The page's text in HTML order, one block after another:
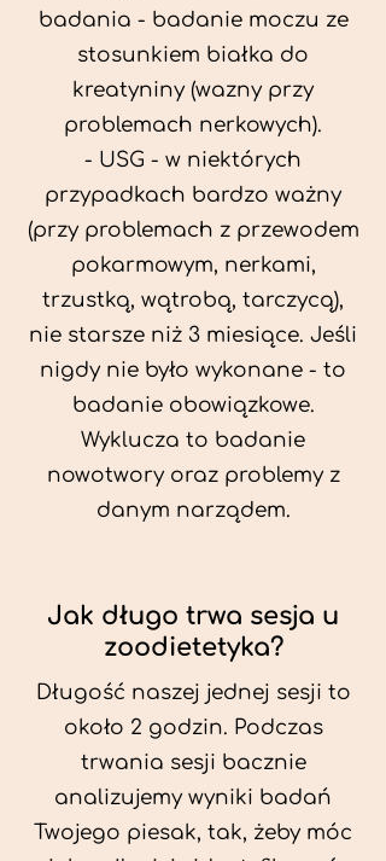
badania - badanie moczu ze
stosunkiem białka do
kreatyniny (wazny przy
problemach nerkowych).
- USG - w niektórych
przypadkach bardzo ważny
(przy problemach z przewodem
pokarmowym, nerkami,
trzustką, wątrobą, tarczycą),
nie starsze niż 3 miesiące. Jeśli
nigdy nie było wykonane - to
badanie obowiązkowe.
Wyklucza to badanie
nowotwory oraz problemy z
danym narządem.
Jak długo trwa sesja u
zoodietetyka?
Długość naszej jednej sesji to
około 2 godzin. Podczas
trwania sesji bacznie
analizujemy wyniki badań
Twojego piesak, tak, żeby móc